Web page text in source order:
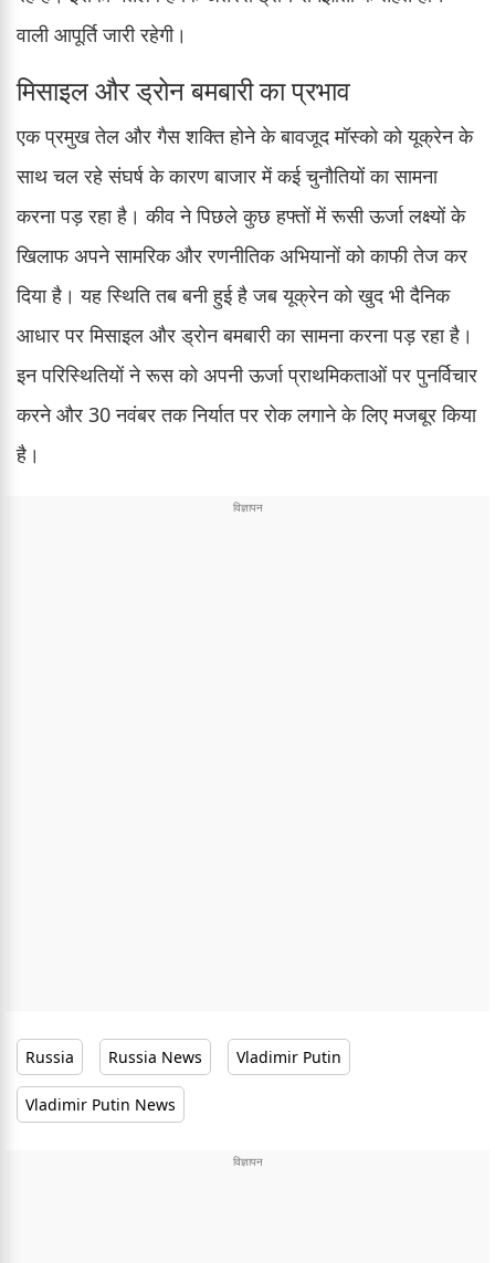
वाली आपूर्ति जारी रहेगी।
मिसाइल और ड्रोन बमबारी का प्रभाव
एक प्रमुख तेल और गैस शक्ति होने के बावजूद मॉस्को को यूक्रेन के
साथ चल रहे संघर्ष के कारण बाजार में कई चुनौतियों का सामना
करना पड़ रहा है। कीव ने पिछले कुछ हफ्तों में रूसी ऊर्जा लक्ष्यों के
खिलाफ अपने सामरिक और रणनीतिक अभियानों को काफी तेज कर
दिया है। यह स्थिति तब बनी हुई है जब यूक्रेन को खुद भी दैनिक
आधार पर मिसाइल और ड्रोन बमबारी का सामना करना पड़ रहा है।
इन परिस्थितियों ने रूस को अपनी ऊर्जा प्राथमिकताओं पर पुनर्विचार
करने और 30 नवंबर तक निर्यात पर रोक लगाने के लिए मजबूर किया
है।
Russia Russia News Vladimir Putin
Vladimir Putin News